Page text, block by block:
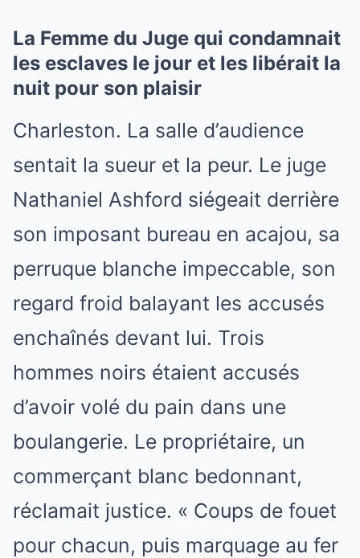
La Femme du Juge qui condamnait
les esclaves le jour et les libérait la
nuit pour son plaisir
Charleston. La salle d’audience
sentait la sueur et la peur. Le juge
Nathaniel Ashford siégeait derrière
son imposant bureau en acajou, sa
perruque blanche impeccable, son
regard froid balayant les accusés
enchaînés devant lui. Trois
hommes noirs étaient accusés
d’avoir volé du pain dans une
boulangerie. Le propriétaire, un
commerçant blanc bedonnant,
réclamait justice. « Coups de fouet
pour chacun, puis marquage au fer